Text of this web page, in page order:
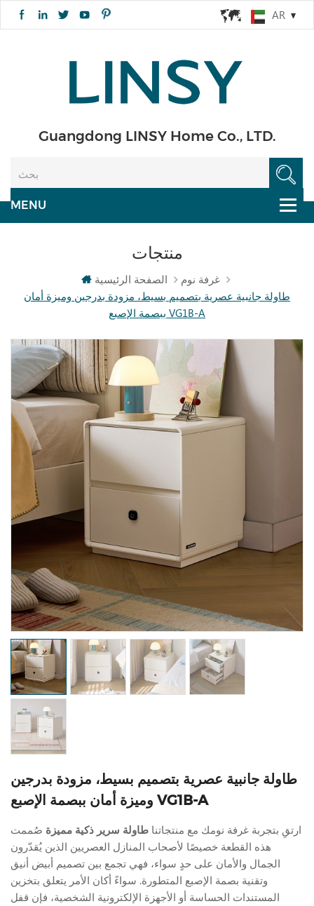
AR
Guangdong LINSY Home Co., LTD.
منتجات
الصفحة الرئيسية
غرفة نوم
طاولة جانبية عصرية بتصميم بسيط، مزودة بدرجين وميزة أمان
ببصمة الإصبع VG1B-A
طاولة جانبية عصرية بتصميم بسيط، مزودة بدرجين
وميزة أمان ببصمة الإصبع VG1B-A
ارتقِ بتجربة غرفة نومك مع منتجاتنا طاولة سرير ذكية مميزة صُممت
هذه القطعة خصيصًا لأصحاب المنازل العصريين الذين يُقدّرون
الجمال والأمان على حدٍ سواء، فهي تجمع بين تصميم أبيض أنيق
وتقنية بصمة الإصبع المتطورة. سواءً أكان الأمر يتعلق بتخزين
المستندات الحساسة أو الأجهزة الإلكترونية الشخصية، فإن قفل